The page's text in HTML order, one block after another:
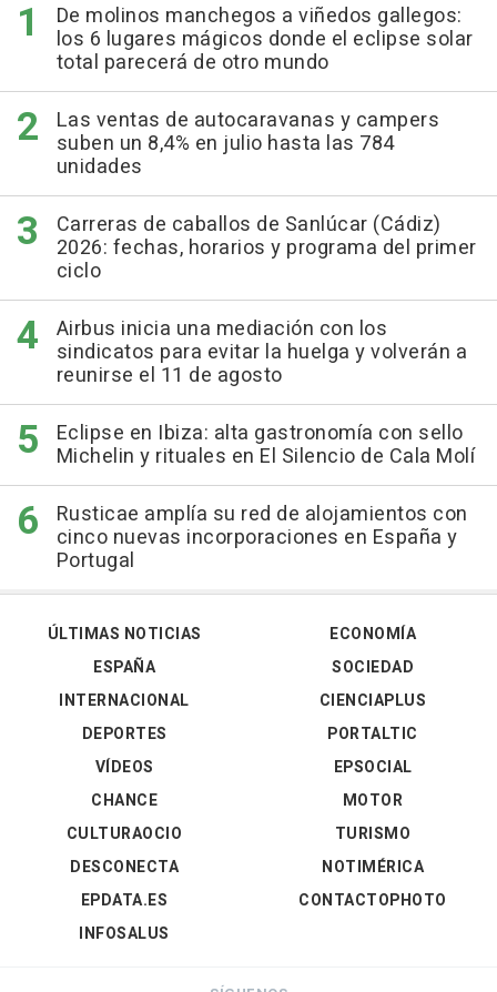
De molinos manchegos a viñedos gallegos:
los 6 lugares mágicos donde el eclipse solar
total parecerá de otro mundo
Las ventas de autocaravanas y campers
suben un 8,4% en julio hasta las 784
unidades
Carreras de caballos de Sanlúcar (Cádiz)
2026: fechas, horarios y programa del primer
ciclo
Airbus inicia una mediación con los
sindicatos para evitar la huelga y volverán a
reunirse el 11 de agosto
Eclipse en Ibiza: alta gastronomía con sello
Michelin y rituales en El Silencio de Cala Molí
Rusticae amplía su red de alojamientos con
cinco nuevas incorporaciones en España y
Portugal
ÚLTIMAS NOTICIAS
ESPAÑA
INTERNACIONAL
DEPORTES
VÍDEOS
ECONOMÍA
SOCIEDAD
CIENCIAPLUS
PORTALTIC
EPSOCIAL
CHANCE
CULTURAOCIO
DESCONECTA
EPDATA.ES
INFOSALUS
MOTOR
TURISMO
NOTIMÉRICA
CONTACTOPHOTO